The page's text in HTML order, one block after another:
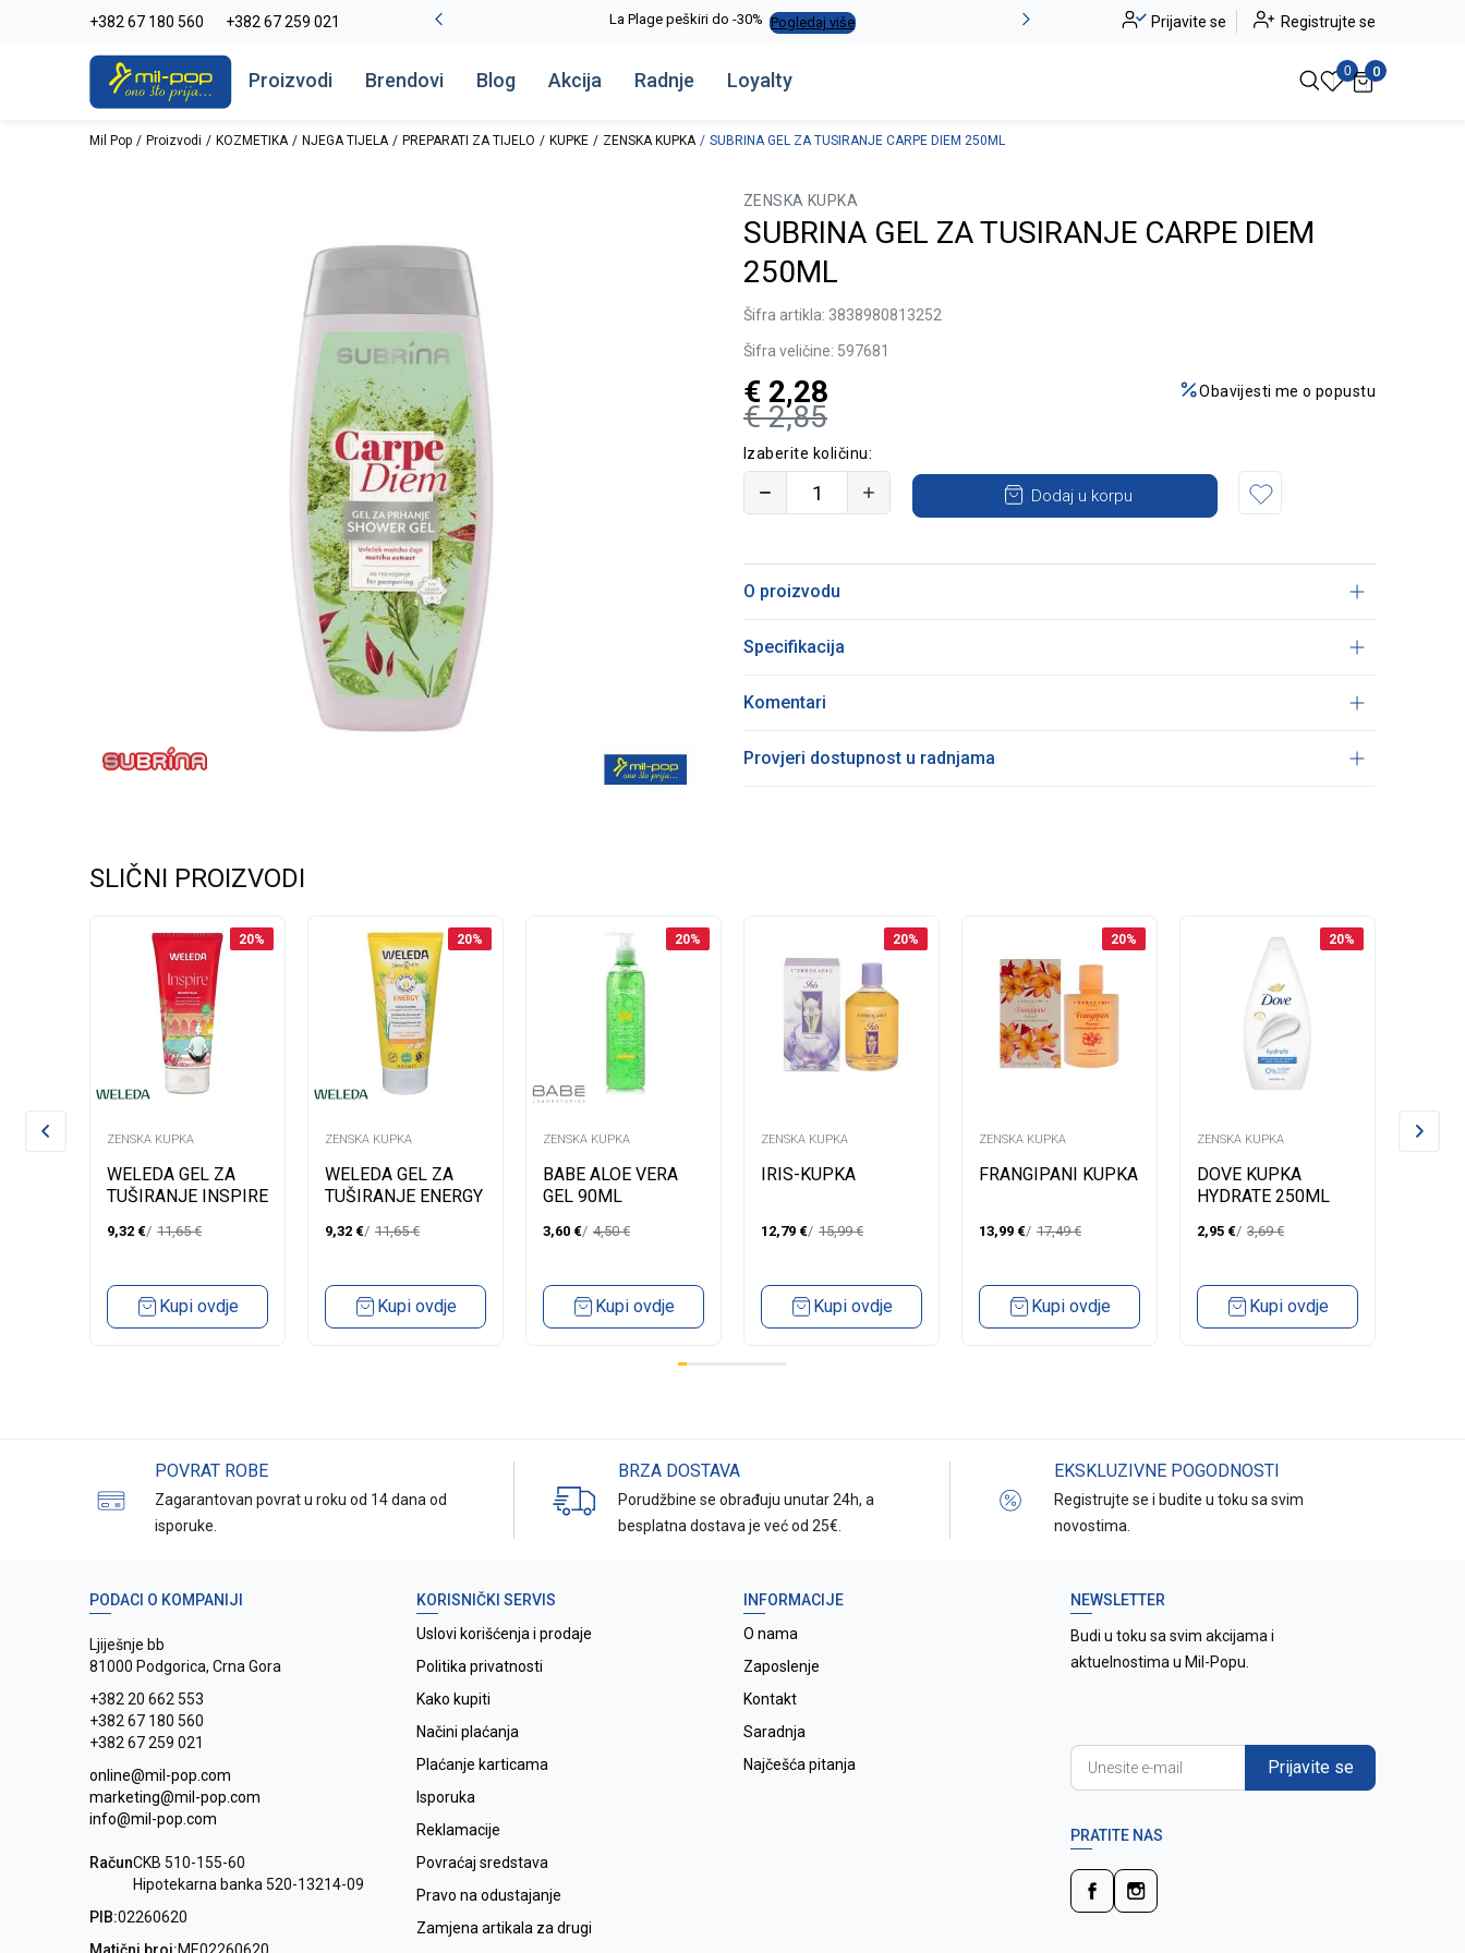
+382 67 180 560 +382 67 259 021
-20% na kompletan asortiman Pogledaj više La Plage peškiri do -30% Pogledaj više Alma Ras do -50% Pogledaj više
Prijavite se Registrujte se
Proizvodi Brendovi Blog Akcija Radnje Loyalty 0 0
Mil Pop Proizvodi KOZMETIKA NJEGA TIJELA PREPARATI ZA TIJELO KUPKE ZENSKA KUPKA SUBRINA GEL ZA TUSIRANJE CARPE DIEM 250ML
ZENSKA KUPKA
SUBRINA GEL ZA TUSIRANJE CARPE DIEM
250ML
Šifra artikla: 3838980813252
Šifra veličine: 597681
€ 2,85
€ 2,28 Obavijesti me o popustu
Izaberite količinu:
Dodaj u korpu
O proizvodu
Specifikacija
Komentari
Provjeri dostupnost u radnjama
SLIČNI PROIZVODI
20%
ZENSKA KUPKA
WELEDA GEL ZA
TUŠIRANJE INSPIRE
9,32 € 11,65€
Kupi ovdje
20%
ZENSKA KUPKA
WELEDA GEL ZA
TUŠIRANJE ENERGY
9,32 € 11,65€
Kupi ovdje
20%
ZENSKA KUPKA
BABE ALOE VERA
GEL 90ML
3,60 € 4,50€
Kupi ovdje
20%
ZENSKA KUPKA
IRIS-KUPKA
12,79 € 15,99€
Kupi ovdje
20%
ZENSKA KUPKA
FRANGIPANI KUPKA
13,99 € 17,49€
Kupi ovdje
20%
ZENSKA KUPKA
DOVE KUPKA
HYDRATE 250ML
2,95 € 3,69€
Kupi ovdje
ZENSKA
POVRAT ROBE
Zagarantovan povrat u roku od 14 dana od
isporuke.
BRZA DOSTAVA
Porudžbine se obrađuju unutar 24h, a
besplatna dostava je već od 25€.
EKSKLUZIVNE POGODNOSTI
Registrujte se i budite u toku sa svim
novostima.
PODACI O KOMPANIJI
Ljiješnje bb
81000 Podgorica, Crna Gora
+382 20 662 553
+382 67 180 560
+382 67 259 021
online@mil-pop.com
marketing@mil-pop.com
info@mil-pop.com
RačunCKB 510-155-60
Hipotekarna banka 520-13214-09
PIB:02260620
KORISNIČKI SERVIS
Uslovi korišćenja i prodaje
Politika privatnosti
Kako kupiti
Načini plaćanja
Plaćanje karticama
Isporuka
Reklamacije
Povraćaj sredstava
Pravo na odustajanje
Zamjena artikala za drugi
INFORMACIJE
O nama
Zaposlenje
Kontakt
Saradnja
Najčešća pitanja
NEWSLETTER
Budi u toku sa svim akcijama i
aktuelnostima u Mil-Popu.
Prijavite se
PRATITE NAS